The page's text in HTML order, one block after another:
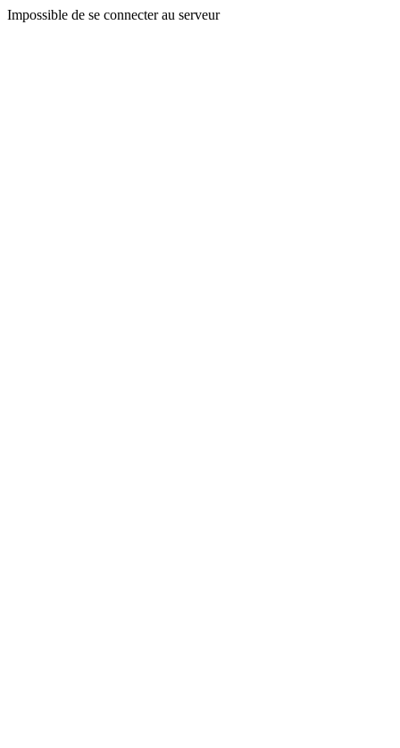
Impossible de se connecter au serveur